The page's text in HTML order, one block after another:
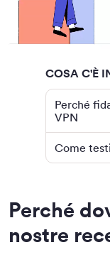
COSA C'È
Perché
VPN
Come
Perché
nostre